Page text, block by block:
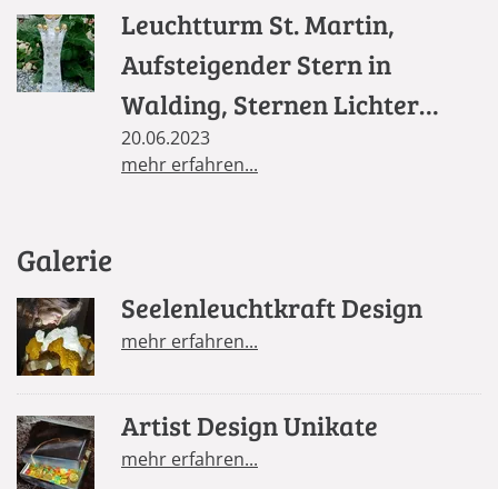
Leuchtturm St. Martin,
Aufsteigender Stern in
Walding, Sternen Lichter
Säule in St. Florian
20.06.2023
mehr erfahren...
Galerie
Seelenleuchtkraft Design
mehr erfahren...
Artist Design Unikate
mehr erfahren...